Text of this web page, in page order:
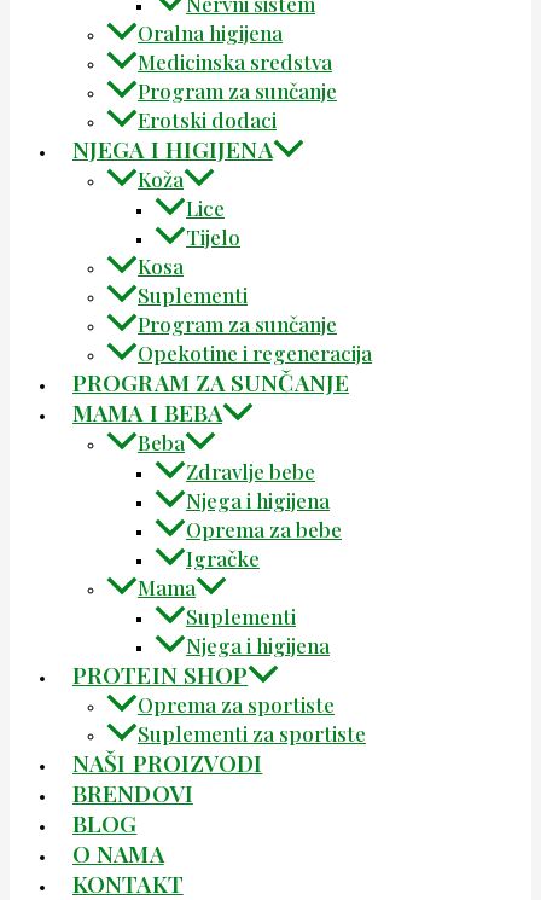
Oralna higijena
Medicinska sredstva
Program za sunčanje
Erotski dodaci
NJEGA I HIGIJENA
Koža
Lice
Tijelo
Kosa
Suplementi
Program za sunčanje
Opekotine i regeneracija
PROGRAM ZA SUNČANJE
MAMA I BEBA
Beba
Zdravlje bebe
Njega i higijena
Oprema za bebe
Igračke
Mama
Suplementi
Njega i higijena
PROTEIN SHOP
Oprema za sportiste
Suplementi za sportiste
NAŠI PROIZVODI
BRENDOVI
BLOG
O NAMA
KONTAKT